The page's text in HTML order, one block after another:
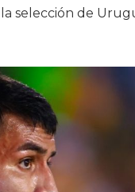
selección de